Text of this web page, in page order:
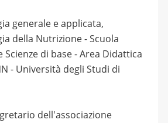
generale e applicata,
della Nutrizione - Scuola
Scienze di base - Area Didattica
- Università degli Studi di
dell'associazione